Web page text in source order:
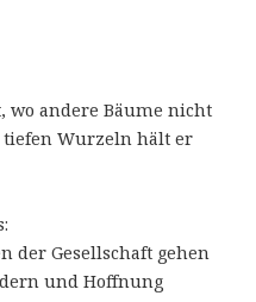
wo andere Bäume nicht
tiefen Wurzeln hält er
der Gesellschaft gehen
und Hoffnung